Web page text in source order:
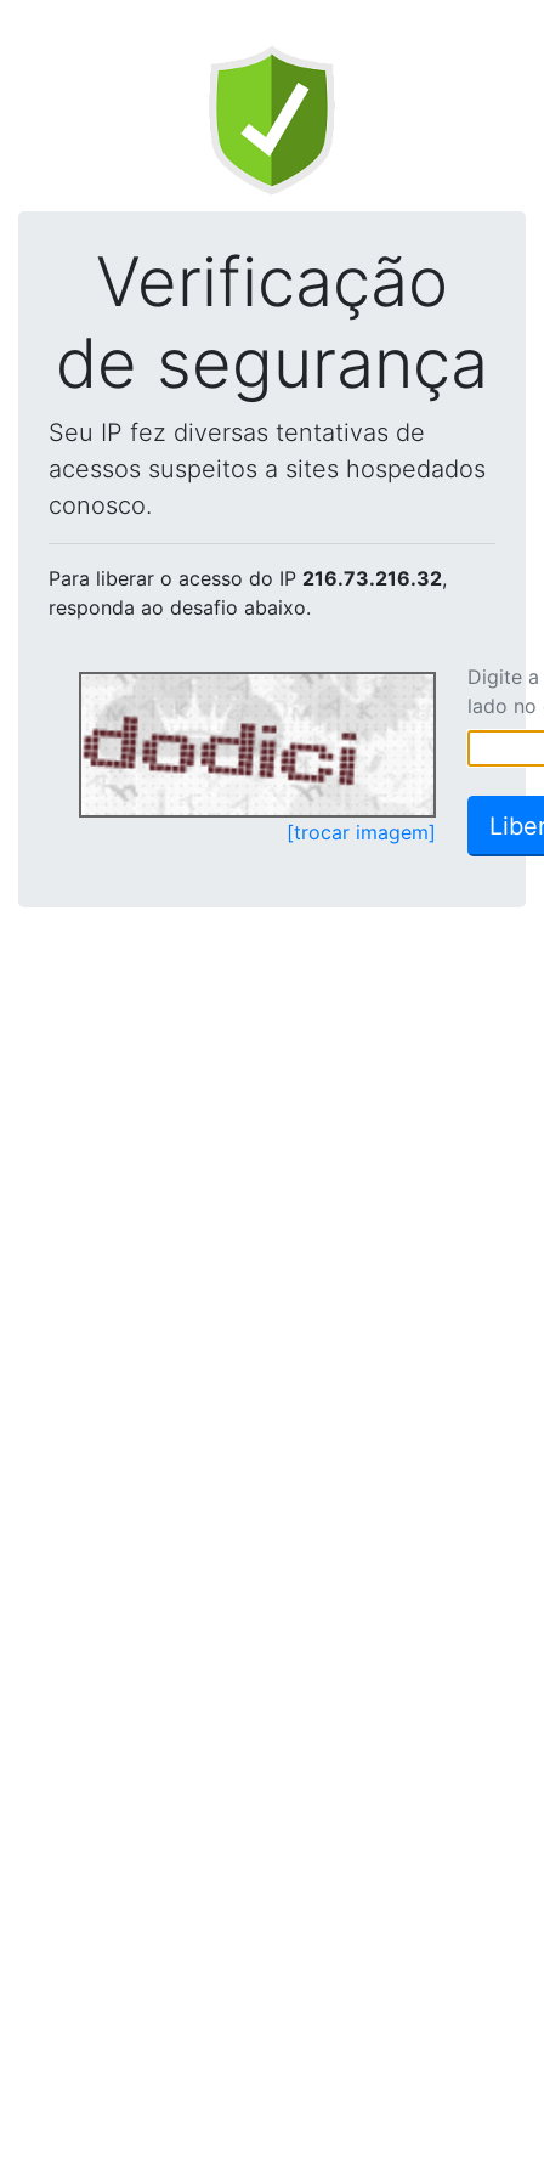
Verificação
de segurança
Seu IP fez diversas tentativas de
acessos suspeitos a sites hospedados
conosco.
Para liberar o acesso do IP 216.73.216.32,
responda ao desafio abaixo.
[trocar imagem]
Digite
lado no